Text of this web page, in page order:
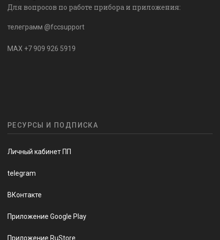
Для вопросов по работе прибора и приложения:
телеграмм @fccsupport
MAX +7 909 926 5919
РЕСУРСЫ И ПОДПИСКА
Личный кабинет ПП
telegram
ВКонтакте
Приложение Google Play
Приложение RuStore